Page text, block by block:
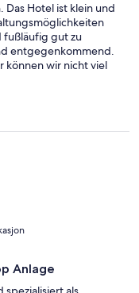
Das Hotel ist klein und
fußläufig gut zu
entgegenkommend.
können wir nicht viel
man vor Ort
die Möglichkeit am
Kinder da waren.
waren, drei Kinder
Betreuerinnen da.
unsere Kinder sich
traurig darüber
wenn Aktivitäten
wenige Kinder gibt.
gibt. Nur weil
sowas nicht ausfallen,
Buchung
Anlage